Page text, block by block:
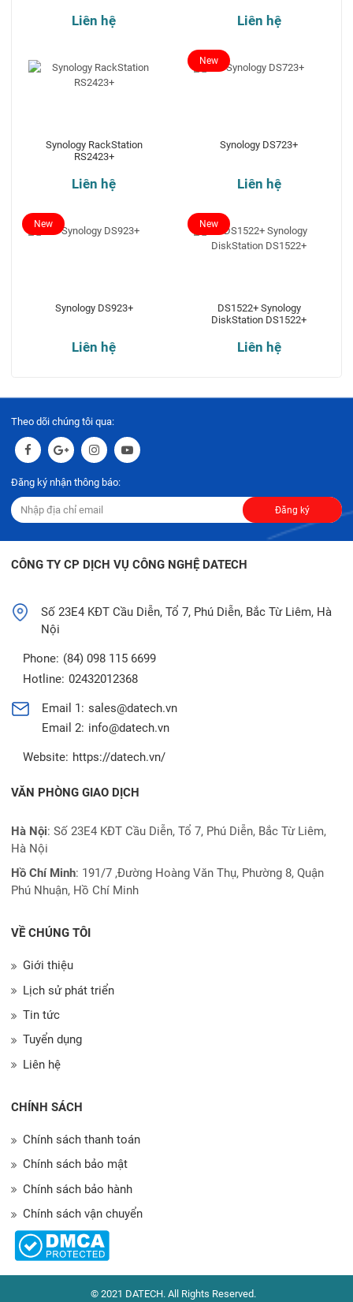
Liên hệ Liên hệ
Synology RackStation
RS2423+
Liên hệ
Synology DS723+
Liên hệ
New
Synology DS923+
Liên hệ
New
DS1522+ Synology
DiskStation DS1522+
Liên hệ
New
Theo dõi chúng tôi qua:
Đăng ký nhận thông báo:
Đăng ký
CÔNG TY CP DỊCH VỤ CÔNG NGHỆ DATECH
Số 23E4 KĐT Cầu Diễn, Tổ 7, Phú Diễn, Bắc Từ Liêm, Hà
Nội
Phone: (84) 098 115 6699
Hotline: 02432012368
Email 1: sales@datech.vn
Email 2: info@datech.vn
Website: https://datech.vn/
VĂN PHÒNG GIAO DỊCH
Hà Nội: Số 23E4 KĐT Cầu Diễn, Tổ 7, Phú Diễn, Bắc Từ Liêm,
Hà Nội
Hồ Chí Minh: 191/7 ,Đường Hoàng Văn Thụ, Phường 8, Quận
Phú Nhuận, Hồ Chí Minh
VỀ CHÚNG TÔI
Giới thiệu
Lịch sử phát triển
Tin tức
Tuyển dụng
Liên hệ
CHÍNH SÁCH
Chính sách thanh toán
Chính sách bảo mật
Chính sách bảo hành
Chính sách vận chuyển
© 2021 DATECH. All Rights Reserved.